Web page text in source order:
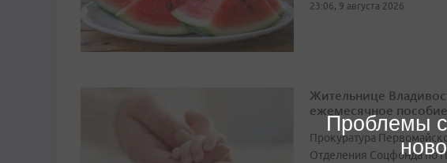
23:06, 9 августа 2026
Жительнице
ежемесячное пособие
Прокуратура
Отделения Соцфонда по
Проблемы